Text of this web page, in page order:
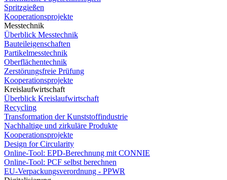
Spritzgießen
Kooperationsprojekte
Messtechnik
Überblick Messtechnik
Bauteileigenschaften
Partikelmesstechnik
Oberflächentechnik
Zerstörungsfreie Prüfung
Kooperationsprojekte
Kreislaufwirtschaft
Überblick Kreislaufwirtschaft
Recycling
Transformation der Kunststoffindustrie
Nachhaltige und zirkuläre Produkte
Kooperationsprojekte
Design for Circularity
Online-Tool: EPD-Berechnung mit CONNIE
Online-Tool: PCF selbst berechnen
EU-Verpackungsverordnung - PPWR